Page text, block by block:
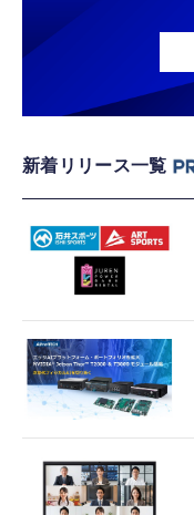
新着リリース一覧